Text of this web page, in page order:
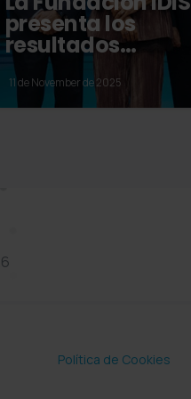
presenta los
resultados…
11 de November de 2025
Política de Cookies